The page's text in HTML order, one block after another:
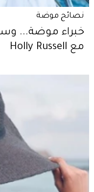
نصائح موضة
خبراء موضة...
مع Holly Russell